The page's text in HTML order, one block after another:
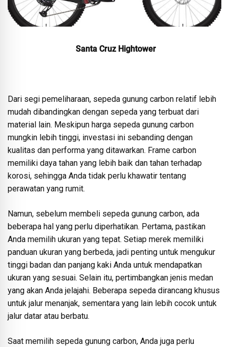
Santa Cruz Hightower
Dari segi pemeliharaan, sepeda gunung carbon relatif lebih
mudah dibandingkan dengan sepeda yang terbuat dari
material lain. Meskipun harga sepeda gunung carbon
mungkin lebih tinggi, investasi ini sebanding dengan
kualitas dan performa yang ditawarkan. Frame carbon
memiliki daya tahan yang lebih baik dan tahan terhadap
korosi, sehingga Anda tidak perlu khawatir tentang
perawatan yang rumit.
Namun, sebelum membeli sepeda gunung carbon, ada
beberapa hal yang perlu diperhatikan. Pertama, pastikan
Anda memilih ukuran yang tepat. Setiap merek memiliki
panduan ukuran yang berbeda, jadi penting untuk mengukur
tinggi badan dan panjang kaki Anda untuk mendapatkan
ukuran yang sesuai. Selain itu, pertimbangkan jenis medan
yang akan Anda jelajahi. Beberapa sepeda dirancang khusus
untuk jalur menanjak, sementara yang lain lebih cocok untuk
jalur datar atau berbatu.
Saat memilih sepeda gunung carbon, Anda juga perlu